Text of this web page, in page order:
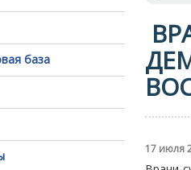
база
17 июля